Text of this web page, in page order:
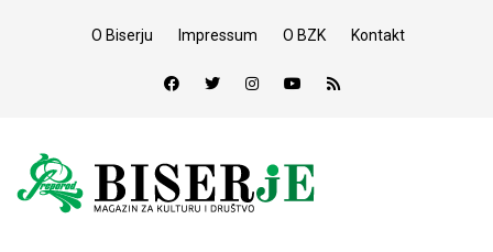
O Biserju Impressum O BZK Kontakt